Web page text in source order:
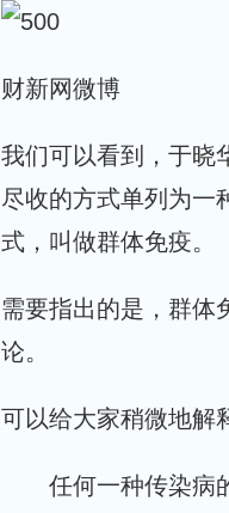
财新网微博
我们可以看到，于晓
尽收的方式单列为一
式，叫做群体免疫。
需要指出的是，群体
论。
可以给大家稍微地解
任何一种传染病